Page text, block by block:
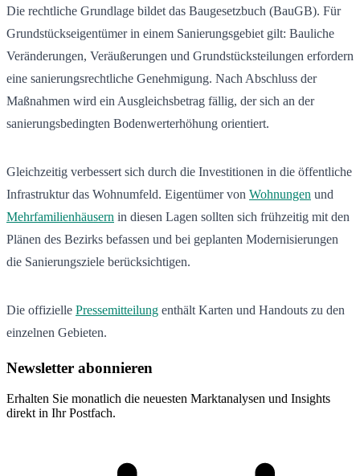
Die rechtliche Grundlage bildet das Baugesetzbuch (BauGB). Für
Grundstückseigentümer in einem Sanierungsgebiet gilt: Bauliche
Veränderungen, Veräußerungen und Grundstücksteilungen erfordern
eine sanierungsrechtliche Genehmigung. Nach Abschluss der
Maßnahmen wird ein Ausgleichsbetrag fällig, der sich an der
sanierungsbedingten Bodenwerterhöhung orientiert.
Gleichzeitig verbessert sich durch die Investitionen in die öffentliche
Infrastruktur das Wohnumfeld. Eigentümer von Wohnungen und
Mehrfamilienhäusern in diesen Lagen sollten sich frühzeitig mit den
Plänen des Bezirks befassen und bei geplanten Modernisierungen
die Sanierungsziele berücksichtigen.
Die offizielle Pressemitteilung enthält Karten und Handouts zu den
einzelnen Gebieten.
Newsletter abonnieren
Erhalten Sie monatlich die neuesten Marktanalysen und Insights
direkt in Ihr Postfach.